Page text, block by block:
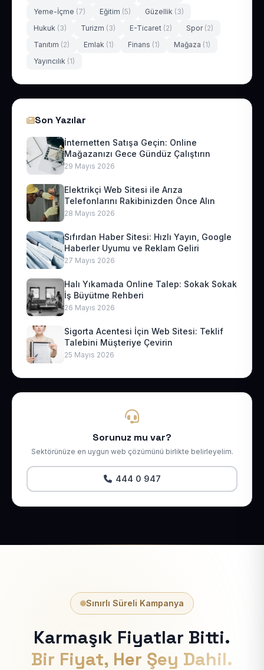
Yeme-İçme (7) Eğitim (5) Güzellik (3)
Hukuk (3) Turizm (3) E-Ticaret (2) Spor (2)
Tanıtım (2) Emlak (1) Finans (1) Mağaza (1)
Yayıncılık (1)
Son Yazılar
İnternetten Satışa Geçin: Online
Mağazanızı Gece Gündüz Çalıştırın
29 Mayıs 2026
Elektrikçi Web Sitesi ile Arıza
Telefonlarını Rakibinizden Önce Alın
28 Mayıs 2026
Sıfırdan Haber Sitesi: Hızlı Yayın, Google
Haberler Uyumu ve Reklam Geliri
27 Mayıs 2026
Halı Yıkamada Online Talep: Sokak Sokak
İş Büyütme Rehberi
26 Mayıs 2026
Sigorta Acentesi İçin Web Sitesi: Teklif
Talebini Müşteriye Çevirin
25 Mayıs 2026
Sorunuz mu var?
Sektörünüze en uygun web çözümünü birlikte belirleyelim.
444 0 947
Sınırlı Süreli Kampanya
Karmaşık Fiyatlar Bitti.
Bir Fiyat, Her Şey Dahil.